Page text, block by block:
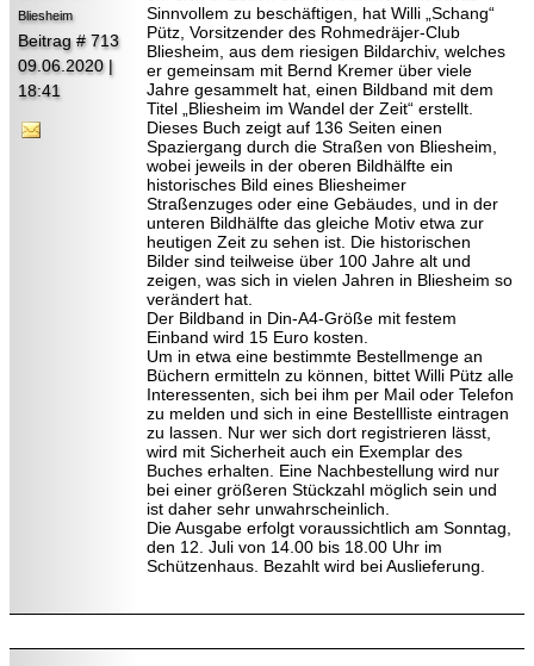
Bliesheim
Beitrag # 713
09.06.2020 |
18:41
Sinnvollem zu beschäftigen, hat Willi „Schang“
Pütz, Vorsitzender des Rohmedräjer-Club
Bliesheim, aus dem riesigen Bildarchiv, welches
er gemeinsam mit Bernd Kremer über viele
Jahre gesammelt hat, einen Bildband mit dem
Titel „Bliesheim im Wandel der Zeit“ erstellt.
Dieses Buch zeigt auf 136 Seiten einen
Spaziergang durch die Straßen von Bliesheim,
wobei jeweils in der oberen Bildhälfte ein
historisches Bild eines Bliesheimer
Straßenzuges oder eine Gebäudes, und in der
unteren Bildhälfte das gleiche Motiv etwa zur
heutigen Zeit zu sehen ist. Die historischen
Bilder sind teilweise über 100 Jahre alt und
zeigen, was sich in vielen Jahren in Bliesheim so
verändert hat.
Der Bildband in Din-A4-Größe mit festem
Einband wird 15 Euro kosten.
Um in etwa eine bestimmte Bestellmenge an
Büchern ermitteln zu können, bittet Willi Pütz alle
Interessenten, sich bei ihm per Mail oder Telefon
zu melden und sich in eine Bestellliste eintragen
zu lassen. Nur wer sich dort registrieren lässt,
wird mit Sicherheit auch ein Exemplar des
Buches erhalten. Eine Nachbestellung wird nur
bei einer größeren Stückzahl möglich sein und
ist daher sehr unwahrscheinlich.
Die Ausgabe erfolgt voraussichtlich am Sonntag,
den 12. Juli von 14.00 bis 18.00 Uhr im
Schützenhaus. Bezahlt wird bei Auslieferung.